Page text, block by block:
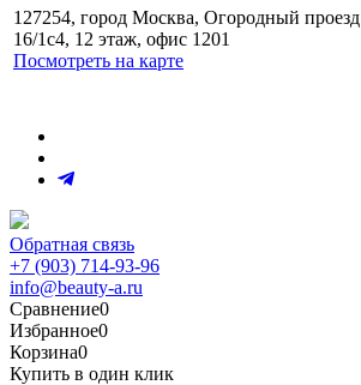
127254, город Москва, Огородный проезд
16/1с4, 12 этаж, офис 1201
Посмотреть на карте
Обратная связь
+7 (903) 714-93-96
info@beauty-a.ru
Сравнение0
Избранное0
Корзина0
Купить в один клик